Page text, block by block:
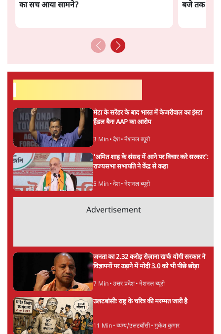
का सच आया सामने?
बजे तक की
मेटा के सरेंडर के बाद भारत में केजरीवाल का इंस्टा
हैंडल बैनः AAP का आरोप
3 Min• देश• नेशनल ब्यूरो
'अमित शाह के संसद में आने पर विचार करे सरकार':
राज्यसभा सभापति ने केंद्र से कहा
5 Min• देश• नेशनल ब्यूरो
Advertisement
जनता का 2.32 करोड़ रोज़ाना खर्चः योगी सरकार ने
विज्ञापनों पर उड़ाने में मोदी 3.0 को भी पीछे छोड़ा
7 Min• उत्तर प्रदेश• नेशनल ब्यूरो
उलटबांसीः राष्ट्र के चरित्र की मरम्मत जारी है
11 Min• व्यंग्य/उलटबाँसी• मुकेश कुमार